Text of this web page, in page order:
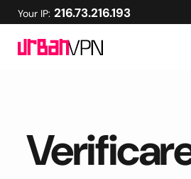
Your IP: 216.73.216.193